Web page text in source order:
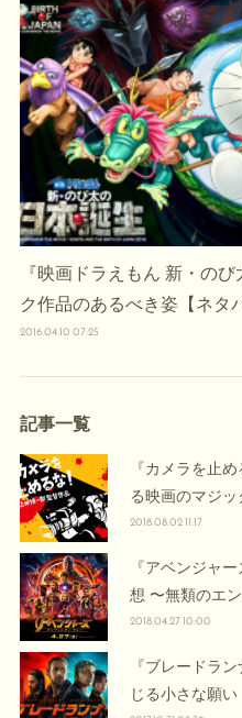
『映画ドラえもん 新・の
ク作品のあるべき姿【ネタ
2016.04.10 07:25
記事一覧
『カメラを止
る映画のマジッ
2018.08.02 11:17
『アベンジャ
想 〜無類のエ
2018.04.27 10:00
『ブレードラ
じる小さな願い